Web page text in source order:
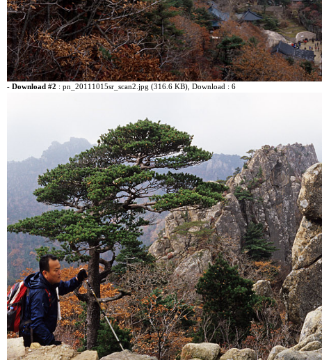
- Download #2 : pn_20111015sr_scan2.jpg (316.6 KB) , Download : 6